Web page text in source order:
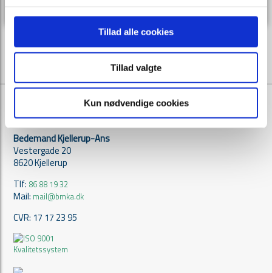
Tillad alle cookies
Tillad valgte
Kun nødvendige cookies
Kontakt
Bedemand Kjellerup-Ans
Vestergade 20
8620 Kjellerup
Tlf: 86 88 19 32
Mail: mail@bmka.dk
CVR: 17 17 23 95